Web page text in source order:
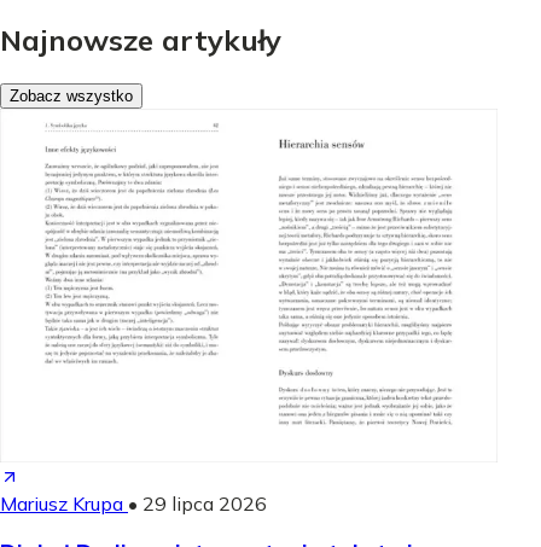
Najnowsze artykuły
Zobacz wszystko
Mariusz Krupa • 29 lipca 2026